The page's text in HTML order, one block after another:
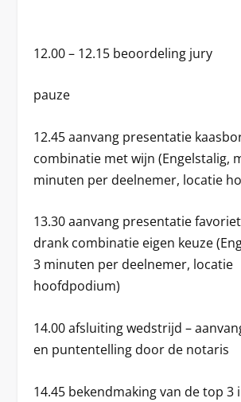
12.00 – 12.15 beoordeling jury
pauze
12.45 aanvang presentatie
combinatie met wijn (Engelstalig,
minuten per deelnemer, locatie
13.30 aanvang presentatie
drank combinatie eigen keuze
3 minuten per deelnemer, locatie
hoofdpodium)
14.00afsluiting wedstrijd –
en puntentelling door de notaris
14.45 bekendmaking van de top 3